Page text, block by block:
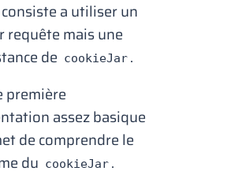
a utiliser un
requête mais une
de cookieJar .
première
assez basique
de comprendre le
du cookieJar .